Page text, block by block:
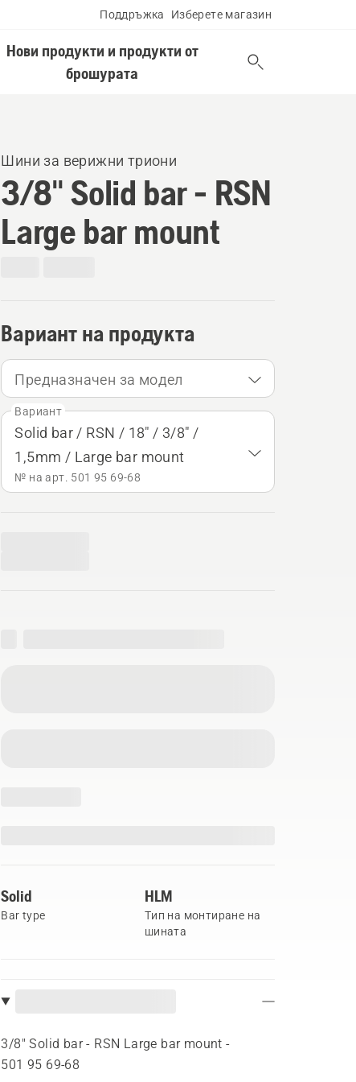
Поддръжка Изберете магазин
Нови продукти и продукти от
брошурата
Шини за верижни триони
3/8" Solid bar - RSN
Large bar mount
Вариант на продукта
Предназначен за модел
Вариант
Solid bar / RSN / 18" / 3/8" /
1,5mm / Large bar mount
№ на арт. 501 95 69‑68
Solid
Bar type
HLM
Тип на монтиране на
шината
3/8" Solid bar - RSN Large bar mount -
501 95 69‑68